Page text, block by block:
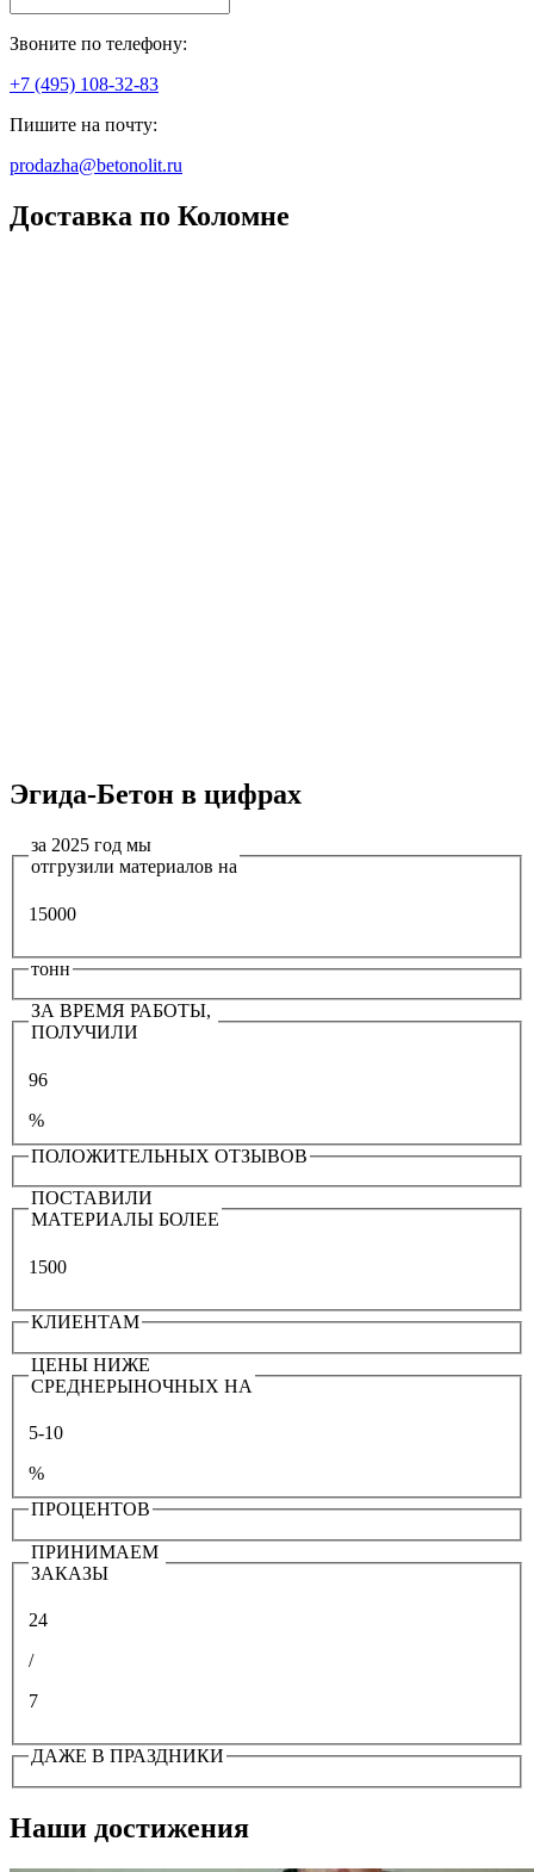
Звоните по телефону:
+7 (495) 108-32-83
Пишите на почту:
prodazha@betonolit.ru
Доставка по Коломне
Эгида-Бетон в цифрах
за 2025 год мы
отгрузили материалов на
15000
тонн
ЗА ВРЕМЯ РАБОТЫ,
ПОЛУЧИЛИ
96
%
ПОЛОЖИТЕЛЬНЫХ ОТЗЫВОВ
ПОСТАВИЛИ
МАТЕРИАЛЫ БОЛЕЕ
1500
КЛИЕНТАМ
ЦЕНЫ НИЖЕ
СРЕДНЕРЫНОЧНЫХ НА
5-10
%
ПРОЦЕНТОВ
ПРИНИМАЕМ
ЗАКАЗЫ
24
/
7
ДАЖЕ В ПРАЗДНИКИ
Наши достижения